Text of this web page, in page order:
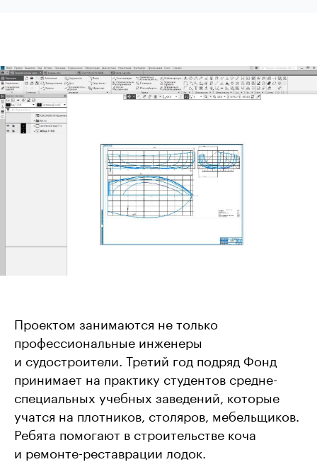
Проектом занимаются не только
профессиональные инженеры
и судостроители. Третий год подряд Фонд
принимает на практику студентов средне-
специальных учебных заведений, которые
учатся на плотников, столяров, мебельщиков.
Ребята помогают в строительстве коча
и ремонте-реставрации лодок.